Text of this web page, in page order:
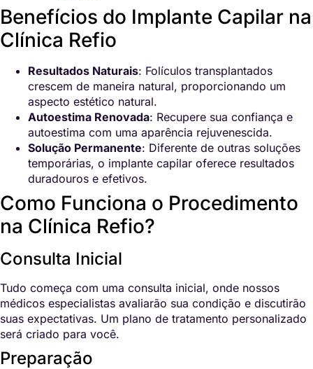
Benefícios do Implante Capilar na
Clínica Refio
Resultados Naturais: Folículos transplantados
crescem de maneira natural, proporcionando um
aspecto estético natural.
Autoestima Renovada: Recupere sua confiança e
autoestima com uma aparência rejuvenescida.
Solução Permanente: Diferente de outras soluções
temporárias, o implante capilar oferece resultados
duradouros e efetivos.
Como Funciona o Procedimento
na Clínica Refio?
Consulta Inicial
Tudo começa com uma consulta inicial, onde nossos
médicos especialistas avaliarão sua condição e discutirão
suas expectativas. Um plano de tratamento personalizado
será criado para você.
Preparação